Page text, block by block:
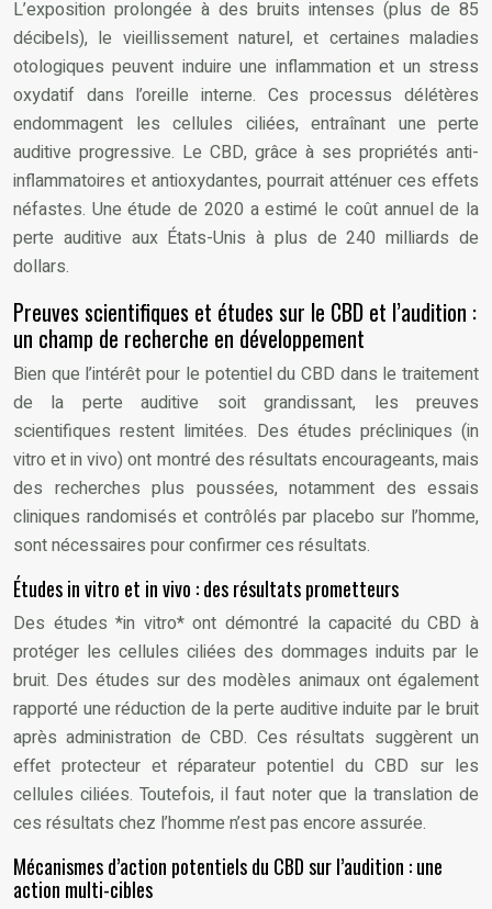
L’exposition prolongée à des bruits intenses (plus de 85
décibels), le vieillissement naturel, et certaines maladies
otologiques peuvent induire une inflammation et un stress
oxydatif dans l’oreille interne. Ces processus délétères
endommagent les cellules ciliées, entraînant une perte
auditive progressive. Le CBD, grâce à ses propriétés anti-
inflammatoires et antioxydantes, pourrait atténuer ces effets
néfastes. Une étude de 2020 a estimé le coût annuel de la
perte auditive aux États-Unis à plus de 240 milliards de
dollars.
Preuves scientifiques et études sur le CBD et l’audition :
un champ de recherche en développement
Bien que l’intérêt pour le potentiel du CBD dans le traitement
de la perte auditive soit grandissant, les preuves
scientifiques restent limitées. Des études précliniques (in
vitro et in vivo) ont montré des résultats encourageants, mais
des recherches plus poussées, notamment des essais
cliniques randomisés et contrôlés par placebo sur l’homme,
sont nécessaires pour confirmer ces résultats.
Études in vitro et in vivo : des résultats prometteurs
Des études *in vitro* ont démontré la capacité du CBD à
protéger les cellules ciliées des dommages induits par le
bruit. Des études sur des modèles animaux ont également
rapporté une réduction de la perte auditive induite par le bruit
après administration de CBD. Ces résultats suggèrent un
effet protecteur et réparateur potentiel du CBD sur les
cellules ciliées. Toutefois, il faut noter que la translation de
ces résultats chez l’homme n’est pas encore assurée.
Mécanismes d’action potentiels du CBD sur l’audition : une
action multi-cibles